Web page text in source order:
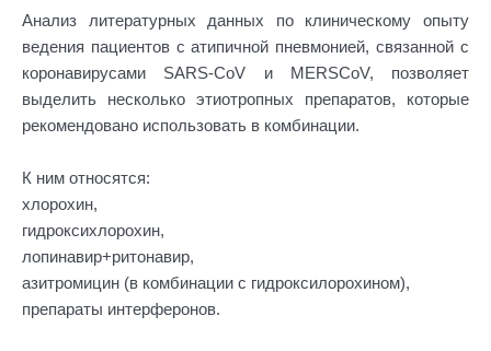
Анализ литературных данных по клиническому опыту
ведения пациентов с атипичной пневмонией, связанной с
коронавирусами SARS-CoV и MERSCoV, позволяет
выделить несколько этиотропных препаратов, которые
рекомендовано использовать в комбинации.
К ним относятся:
хлорохин,
гидроксихлорохин,
лопинавир+ритонавир,
азитромицин (в комбинации с гидроксилорохином),
препараты интерферонов.